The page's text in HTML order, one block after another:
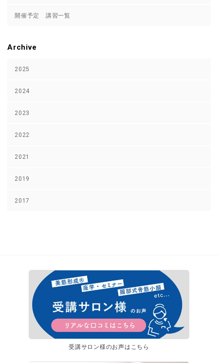
開催予定 講習一覧
Archive
2025
2024
2023
2022
2021
2019
2017
受講サロン様のお声はこちら